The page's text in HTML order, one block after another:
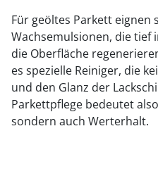
Für geöltes Parkett eignen
Wachsemulsionen, die tief
die Oberfläche
es spezielle Reiniger, die
und den Glanz der
Parkettpflege bedeutet
sondern auch Werterhalt.